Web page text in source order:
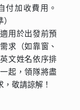
付加收費用。
用於出發前預
求（如靠窗、
文姓名依序排
起，領隊將盡
敬請諒解！